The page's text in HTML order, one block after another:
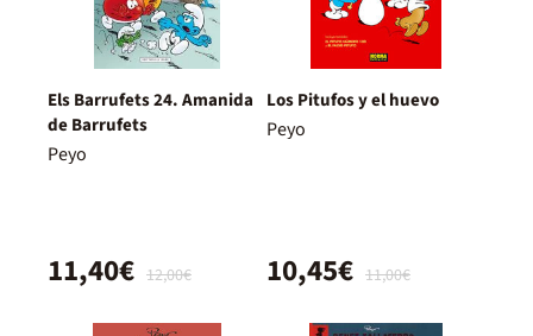
Els Barrufets 24. Amanida
de Barrufets
Peyo
12,00€
11,40€
Los Pitufos y el huevo
Peyo
11,00€
10,45€